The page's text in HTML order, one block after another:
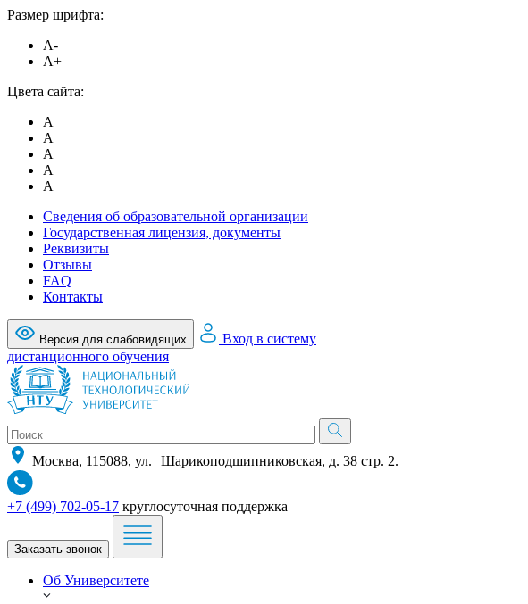
Размер шрифта:
A-
A+
Цвета сайта:
A
A
A
A
A
Сведения об образовательной организации
Государственная лицензия, документы
Реквизиты
Отзывы
FAQ
Контакты
Версия для слабовидящих
Вход в систему
дистанционного обучения
Москва, 115088, ул. Шарикоподшипниковская, д. 38 стр. 2.
+7 (499) 702-05-17 круглосуточная поддержка
Заказать звонок
Об Университете